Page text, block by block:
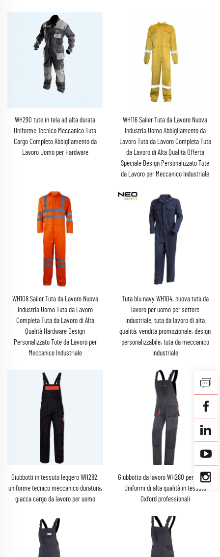
WH290 tute in tela ad alta durata
Uniforme Tecnico Meccanico Tuta
Cargo Completo Abbigliamento da
Lavoro Uomo per Hardware
WH116 Sailer Tuta da Lavoro Nuova
Industria Uomo Abbigliamento da
Lavoro Tuta da Lavoro Completa Tuta
da Lavoro di Alta Qualità Offerta
Speciale Design Personalizzato Tute
da Lavoro per Meccanico Industriale
WH108 Sailer Tuta da Lavoro Nuova
Industria Uomo Tuta da Lavoro
Completa Tuta da Lavoro di Alta
Qualità Hardware Design
Personalizzato Tute da Lavoro per
Meccanico Industriale
Tuta blu navy WH104, nuova tuta da
lavoro per uomo per settore
industriale, tuta da lavoro di alta
qualità, vendita promozionale, design
personalizzabile, tuta da meccanico
industriale
Giubbotti in tessuto leggero WH282,
uniforme tecnico meccanico duratura,
giacca cargo da lavoro per uomo
Giubbotto da lavoro WH280 per uomo -
Uniformi di alta qualità in tessuto
Oxford professionali